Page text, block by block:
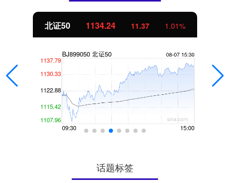
北证50 1134.24 11.37 1.01%
话题标签